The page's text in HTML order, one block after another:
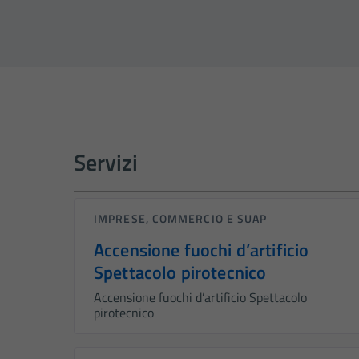
Servizi
IMPRESE, COMMERCIO E SUAP
Accensione fuochi d’artificio
Spettacolo pirotecnico
Accensione fuochi d’artificio Spettacolo
pirotecnico